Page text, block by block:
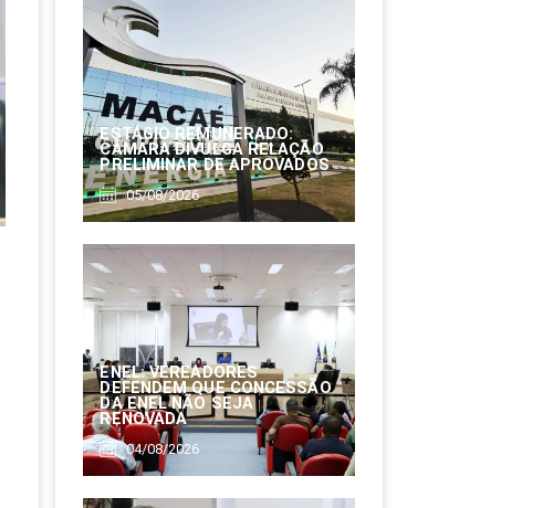
ESTÁGIO REMUNERADO:
CÂMARA DIVULGA RELAÇÃO
PRELIMINAR DE APROVADOS
05/08/2026
ENEL: VEREADORES
DEFENDEM QUE CONCESSÃO
DA ENEL NÃO SEJA
RENOVADA
04/08/2026